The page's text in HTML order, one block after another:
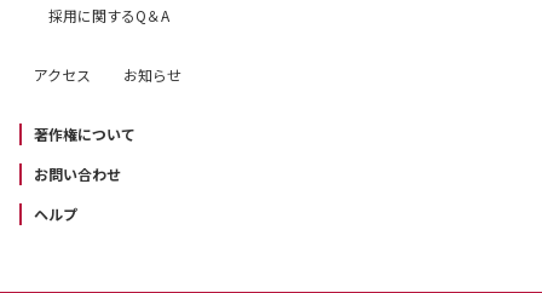
採用に関するQ＆A
アクセス お知らせ
著作権について
お問い合わせ
ヘルプ